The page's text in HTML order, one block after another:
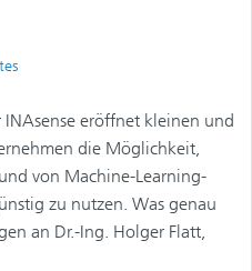
eröffnet kleinen und
die Möglichkeit,
von Machine-Learning-
zu nutzen. Was genau
an Dr.-Ing. Holger Flatt,